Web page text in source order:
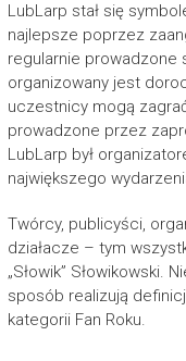
LubLarp stał się
najlepsze poprzez
regularnie prowadzone
organizowany jest
uczestnicy mogą
prowadzone przez
LubLarp był
największego
Twórcy, publicyści,
działacze – tym
„Słowik” Słowikowski.
sposób realizują
kategorii Fan Roku.